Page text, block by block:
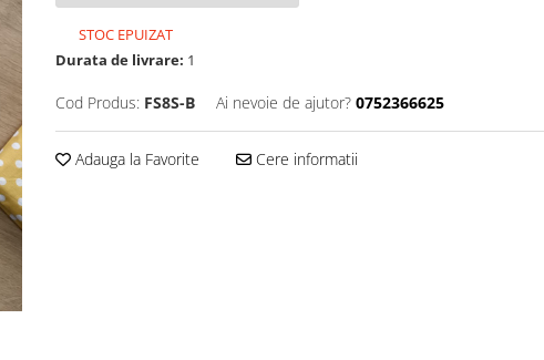
STOC EPUIZAT
Durata de livrare: 1
Cod Produs: FS8S-B Ai nevoie de ajutor? 0752366625
Adauga la Favorite Cere informatii